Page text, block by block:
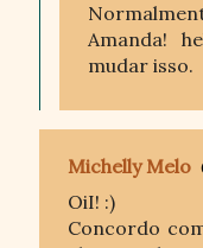
Amanda!
mudar isso.
Michelly Melo
OiI! :)
Concordo